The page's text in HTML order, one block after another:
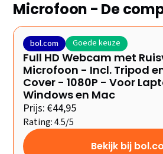
Microfoon - De
bol.com Goede keuze
Full HD Webcam met
Microfoon - Incl. Tripod
Cover - 1080P - Voor
Windows en Mac
Prijs: €44,95
Rating: 4.5/5
Bekijk bij